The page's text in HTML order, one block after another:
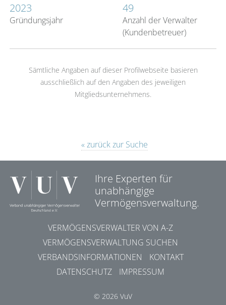
2023
Gründungsjahr
49
Anzahl der Verwalter
(Kundenbetreuer)
Sämtliche Angaben auf dieser Profilwebseite basieren
ausschließlich auf den Angaben des jeweiligen
Mitgliedsunternehmens.
« zurück zur Suche
Ihre Experten für
unabhängige
Vermögensverwaltung.
VERMÖGENSVERWALTER VON A-Z
VERMÖGENSVERWALTUNG SUCHEN
VERBANDSINFORMATIONEN
KONTAKT
DATENSCHUTZ
IMPRESSUM
© 2026 VuV